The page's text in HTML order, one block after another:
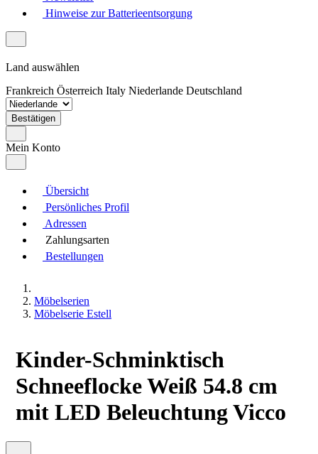
Hinweise zur Batterieentsorgung
Land auswählen
Frankreich Österreich Italy Niederlande Deutschland
Bestätigen
Mein Konto
Übersicht
Persönliches Profil
Adressen
Zahlungsarten
Bestellungen
Möbelserien
Möbelserie Estell
Kinder-Schminktisch
Schneeflocke Weiß 54.8 cm
mit LED Beleuchtung Vicco